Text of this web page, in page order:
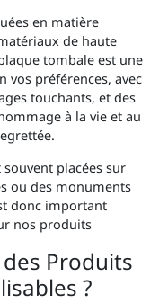
en matière
de haute
tombale est une
vos préférences, avec
touchants, et des
à la vie et au
placées sur
ou des monuments
donc important
nos produits
Produits
?